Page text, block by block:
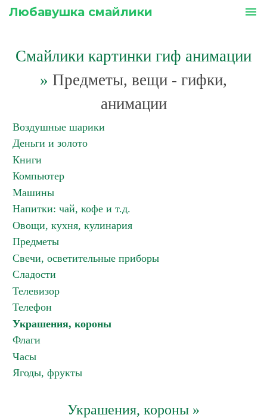
Любавушка смайлики menu
Смайлики картинки гиф анимации
» Предметы, вещи - гифки,
анимации
Воздушные шарики
Деньги и золото
Книги
Компьютер
Машины
Напитки: чай, кофе и т.д.
Овощи, кухня, кулинария
Предметы
Свечи, осветительные приборы
Сладости
Телевизор
Телефон
Украшения, короны
Флаги
Часы
Ягоды, фрукты
Украшения, короны »